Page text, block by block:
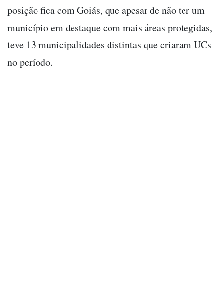
posição fica com Goiás, que apesar de não ter um
município em destaque com mais áreas protegidas,
teve 13 municipalidades distintas que criaram UCs
no período.